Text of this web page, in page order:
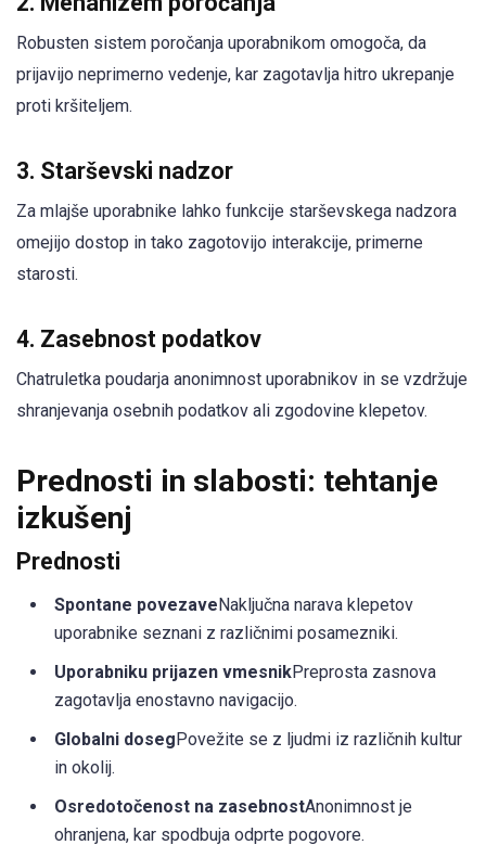
Robusten sistem poročanja uporabnikom omogoča, da
prijavijo neprimerno vedenje, kar zagotavlja hitro ukrepanje
proti kršiteljem.
3. Starševski nadzor
Za mlajše uporabnike lahko funkcije starševskega nadzora
omejijo dostop in tako zagotovijo interakcije, primerne
starosti.
4. Zasebnost podatkov
Chatruletka poudarja anonimnost uporabnikov in se vzdržuje
shranjevanja osebnih podatkov ali zgodovine klepetov.
Prednosti in slabosti: tehtanje
izkušenj
Prednosti
Spontane povezaveNaključna narava klepetov
uporabnike seznani z različnimi posamezniki.
Uporabniku prijazen vmesnikPreprosta zasnova
zagotavlja enostavno navigacijo.
Globalni dosegPovežite se z ljudmi iz različnih kultur
in okolij.
Osredotočenost na zasebnostAnonimnost je
ohranjena, kar spodbuja odprte pogovore.